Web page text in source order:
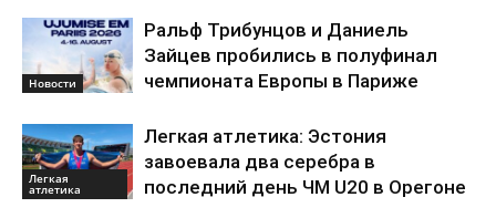
Новости
Ральф Трибунцов и Даниель
Зайцев пробились в полуфинал
чемпионата Европы в Париже
Легкая
атлетика
Легкая атлетика: Эстония
завоевала два серебра в
последний день ЧМ U20 в Орегоне